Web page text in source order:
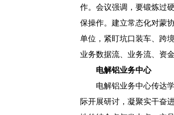
作。会议强调，要锻炼过
保操作。建立常态化对蒙
单位，紧盯坑口装车、跨
业务数据流、业务流、资
电解铝业务中心
电解铝业务中心传达
际开展研讨，凝聚实干奋